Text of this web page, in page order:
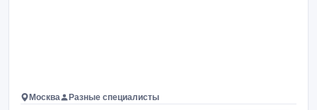
Москва Разные специалисты